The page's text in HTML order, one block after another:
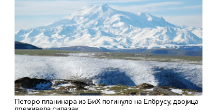
Петоро планинара из БиХ погинуло на Елбрусу, двојица